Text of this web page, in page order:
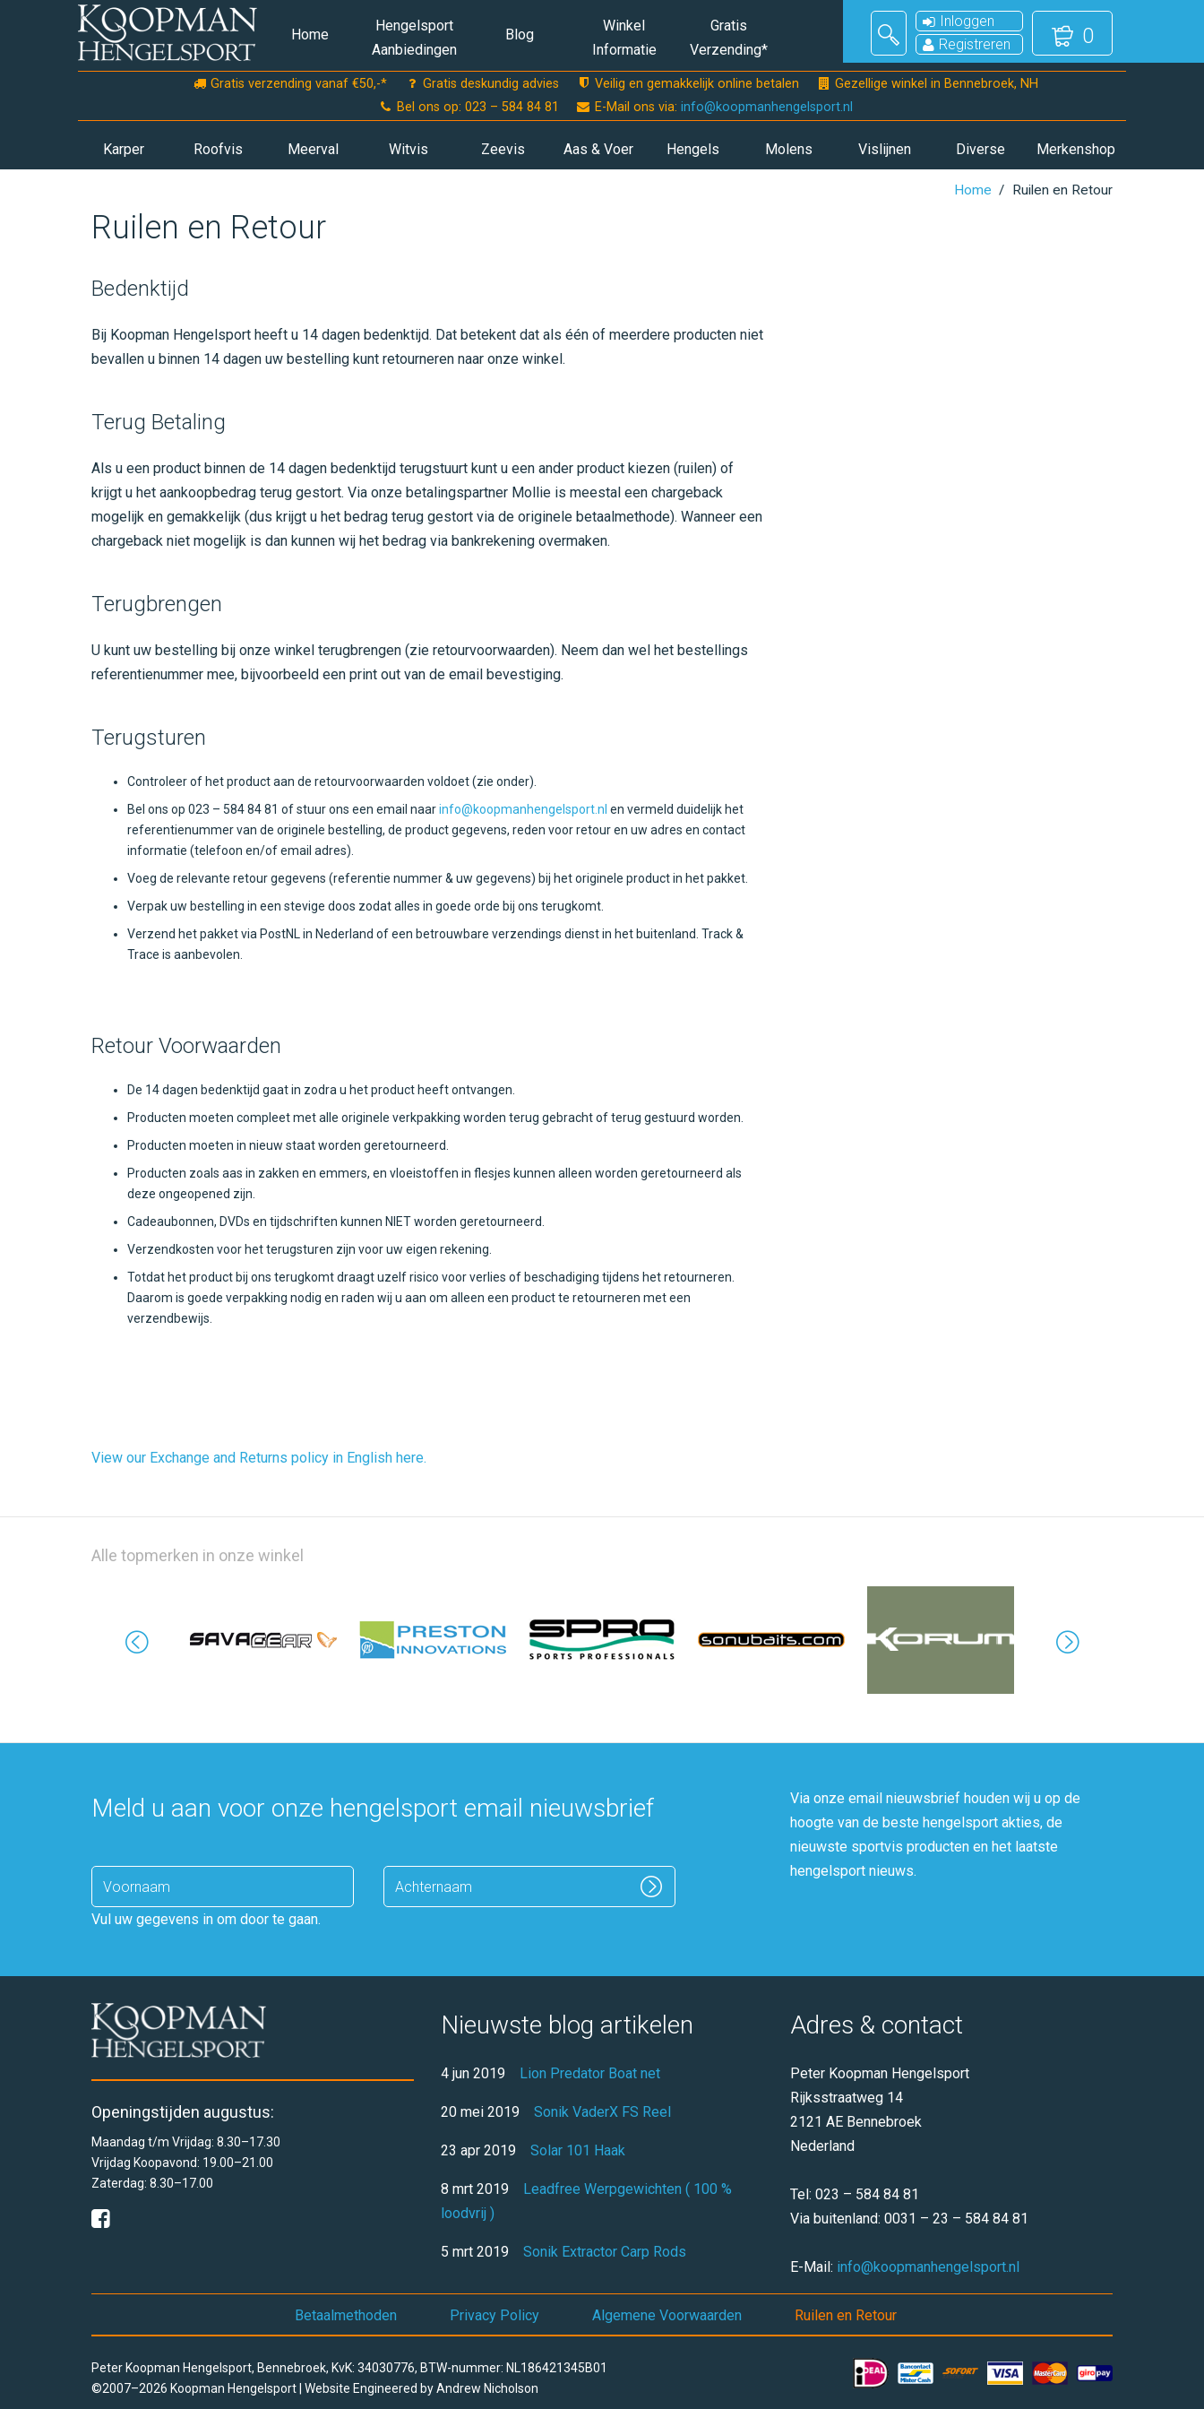
Home
Hengelsport
Aanbiedingen
Blog
Winkel
Informatie
Gratis
Verzending*
Gratis verzending vanaf €50,-* Gratis deskundig advies Veilig en gemakkelijk online betalen
Gezellige winkel in Bennebroek, NH
Bel ons op: 023 – 584 84 81
E-Mail ons via: info@koopmanhengelsport.nl
Karper Roofvis Meerval Witvis Zeevis Aas & Voer Hengels Molens Vislijnen Diverse Merkenshop
Inloggen
Registreren
0
Home Ruilen en Retour
Ruilen en Retour
Bedenktijd
Bij Koopman Hengelsport heeft u 14 dagen bedenktijd. Dat betekent dat als één of meerdere producten niet
bevallen u binnen 14 dagen uw bestelling kunt retourneren naar onze winkel.
Terug Betaling
Als u een product binnen de 14 dagen bedenktijd terugstuurt kunt u een ander product kiezen (ruilen) of
krijgt u het aankoopbedrag terug gestort. Via onze betalingspartner Mollie is meestal een chargeback
mogelijk en gemakkelijk (dus krijgt u het bedrag terug gestort via de originele betaalmethode). Wanneer een
chargeback niet mogelijk is dan kunnen wij het bedrag via bankrekening overmaken.
Terugbrengen
U kunt uw bestelling bij onze winkel terugbrengen (zie retourvoorwaarden). Neem dan wel het bestellings
referentienummer mee, bijvoorbeeld een print out van de email bevestiging.
Terugsturen
Controleer of het product aan de retourvoorwaarden voldoet (zie onder).
Bel ons op 023 – 584 84 81 of stuur ons een email naarinfo@koopmanhengelsport.nl en vermeld duidelijk het
referentienummer van de originele bestelling, de product gegevens, reden voor retour en uw adres en contact
informatie (telefoon en/of email adres).
Voeg de relevante retour gegevens (referentie nummer & uw gegevens) bij het originele product in het pakket.
Verpak uw bestelling in een stevige doos zodat alles in goede orde bij ons terugkomt.
Verzend het pakket via PostNL in Nederland of een betrouwbare verzendings dienst in het buitenland. Track &
Trace is aanbevolen.
Retour Voorwaarden
De 14 dagen bedenktijd gaat in zodra u het product heeft ontvangen.
Producten moeten compleet met alle originele verkpakking worden terug gebracht of terug gestuurd worden.
Producten moeten in nieuw staat worden geretourneerd.
Producten zoals aas in zakken en emmers, en vloeistoffen in flesjes kunnen alleen worden geretourneerd als
deze ongeopened zijn.
Cadeaubonnen, DVDs en tijdschriften kunnen NIET worden geretourneerd.
Verzendkosten voor het terugsturen zijn voor uw eigen rekening.
Totdat het product bij ons terugkomt draagt uzelf risico voor verlies of beschadiging tijdens het retourneren.
Daarom is goede verpakking nodig en raden wij u aan om alleen een product te retourneren met een
verzendbewijs.
View our Exchange and Returns policy in English here.
Alle topmerken in onze winkel
Meld u aan voor onze hengelsport email nieuwsbrief
Enter
name
Vul uw gegevens in om door te gaan.
Via onze email nieuwsbrief houden wij u op de
hoogte van de beste hengelsport akties, de
nieuwste sportvis producten en het laatste
hengelsport nieuws.
Openingstijden augustus:
Maandag t/m Vrijdag: 8.30–17.30
Vrijdag Koopavond: 19.00–21.00
Zaterdag: 8.30–17.00
Nieuwste blog artikelen
4 jun 2019 Lion Predator Boat net
20 mei 2019 Sonik VaderX FS Reel
23 apr 2019 Solar 101 Haak
8 mrt 2019 Leadfree Werpgewichten ( 100 %
loodvrij )
5 mrt 2019 Sonik Extractor Carp Rods
Adres & contact
Peter Koopman Hengelsport
Rijksstraatweg 14
2121 AE Bennebroek
Nederland
Tel: 023 – 584 84 81
Via buitenland: 0031 – 23 – 584 84 81
E-Mail: info@koopmanhengelsport.nl
Betaalmethoden Privacy Policy Algemene Voorwaarden Ruilen en Retour
Peter Koopman Hengelsport, Bennebroek, KvK: 34030776, BTW-nummer: NL186421345B01
©2007–2026 Koopman Hengelsport | Website Engineered byAndrew Nicholson